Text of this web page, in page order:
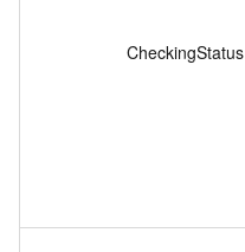
CheckingStatus